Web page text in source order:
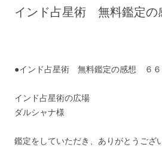
インド占星術 無料鑑定
●インド占星術 無料鑑定の感想 ６
インド占星術の広場
ダルシャナ様
鑑定をしていただき、ありがとうござ